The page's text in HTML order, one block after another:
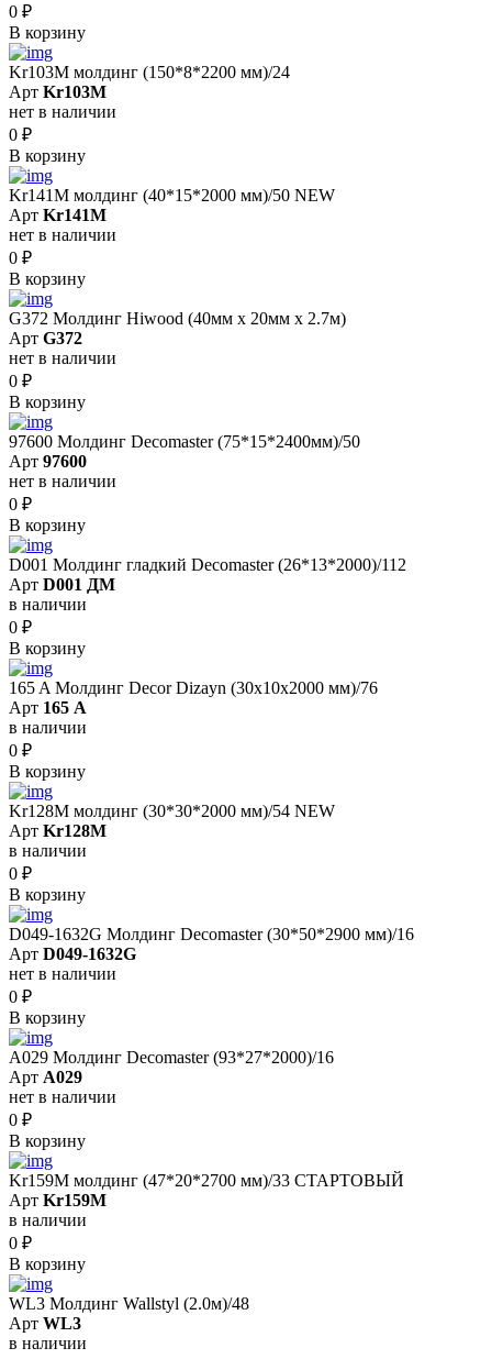
0 ₽
В корзину
Kr103M молдинг (150*8*2200 мм)/24
Арт Kr103M
нет в наличии
0 ₽
В корзину
Kr141M молдинг (40*15*2000 мм)/50 NEW
Арт Kr141M
нет в наличии
0 ₽
В корзину
G372 Молдинг Hiwood (40мм х 20мм х 2.7м)
Арт G372
нет в наличии
0 ₽
В корзину
97600 Молдинг Decomaster (75*15*2400мм)/50
Арт 97600
нет в наличии
0 ₽
В корзину
D001 Молдинг гладкий Decomaster (26*13*2000)/112
Арт D001 ДМ
в наличии
0 ₽
В корзину
165 A Молдинг Decor Dizayn (30х10х2000 мм)/76
Арт 165 A
в наличии
0 ₽
В корзину
Kr128M молдинг (30*30*2000 мм)/54 NEW
Арт Kr128M
в наличии
0 ₽
В корзину
D049-1632G Молдинг Decomaster (30*50*2900 мм)/16
Арт D049-1632G
нет в наличии
0 ₽
В корзину
A029 Молдинг Decomaster (93*27*2000)/16
Арт A029
нет в наличии
0 ₽
В корзину
Kr159M молдинг (47*20*2700 мм)/33 СТАРТОВЫЙ
Арт Kr159M
в наличии
0 ₽
В корзину
WL3 Молдинг Wallstyl (2.0м)/48
Арт WL3
в наличии